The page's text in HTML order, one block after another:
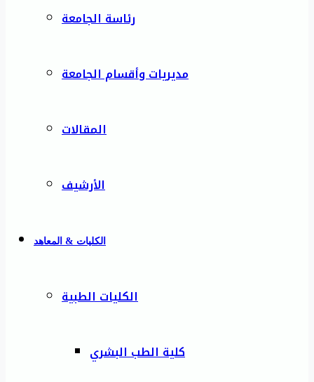
رئاسة الجامعة
مديريات وأقسام الجامعة
المقالات
الأرشيف
الكليات & المعاهد
الكليات الطبية
كلية الطب البشري